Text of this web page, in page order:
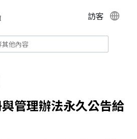
訪客
管理辦法永久公告給